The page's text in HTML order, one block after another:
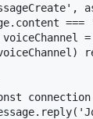
,
content ===
voiceChannel =
reply(